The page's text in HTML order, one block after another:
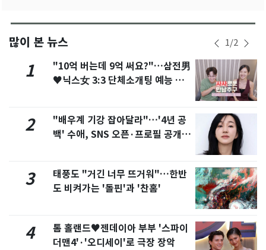
많이 본 뉴스 1/2
1
"10억 버는데 9억 써요?"…삼전男
♥닉스女 3:3 단체소개팅 예능 화
2
"배우계 기강 잡아달라"…'4년 공
백' 수애, SNS 오픈·프로필 공개
3
태풍도 "거긴 너무 뜨거워"…한반
도 비켜가는 '돌핀'과 '찬홈'
4
톰 홀랜드♥젠데이아 부부 '스파이
더맨4'·'오디세이'로 극장 장악